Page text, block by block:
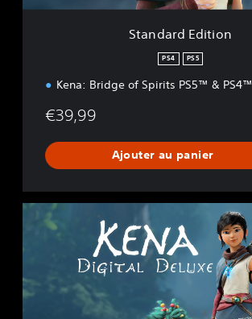
t
Standard Edition
PS4 PS5
Kena: Bridge of Spirits PS5™ & PS4™
€39,99
Ajouter au panier
a